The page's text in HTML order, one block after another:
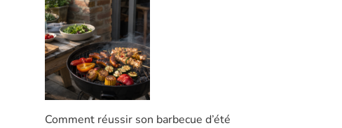
Comment réussir son barbecue d’été